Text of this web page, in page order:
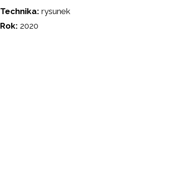
Technika:rysunek
Rok: 2020